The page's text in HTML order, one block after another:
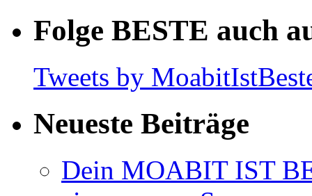
Folge BESTE auch
Tweets by
Neueste Beiträge
Dein MOABIT IST